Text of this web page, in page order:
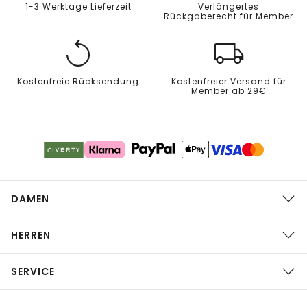
1-3 Werktage Lieferzeit
Verlängertes
Rückgaberecht für Member
Kostenfreie Rücksendung
Kostenfreier Versand für
Member ab 29€
DAMEN
HERREN
SERVICE